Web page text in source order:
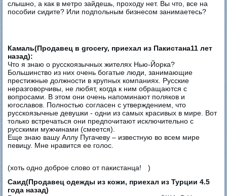
слышно, а как в метро зайдешь, проходу нет. Вы что, все на
пособии сидите? Или подпольным бизнесом занимаетесь?
Камаль(Продавец в grocery, приехал из Пакистана11 лет
назад):
Что я знаю о русскоязычных жителях Нью-Йорка?
Большинство из них очень богатые люди, занимающие
престижные должности в крупных компаниях. Русские
неразговорчивы, не любят, когда к ним обращаются с
вопросами. В этом они очень напоминают поляков и
югославов. Полностью согласен с утверждением, что
русскоязычные девушки - одни из самых красивых в мире. Вот
только встречаться они предпочитают исключительно с
русскими мужчинами (смеется).
Еще знаю вашу Аллу Пугачеву – известную во всем мире
певицу. Мне нравится ее голос.
(хоть одно доброе слово от пакистанца!
)
Саид(Продавец одежды из кожи, приехал из Турции 4.5
года назад)